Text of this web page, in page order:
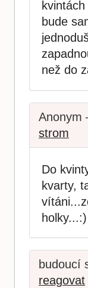
bude
než do
Anonym
strom
Do
kvarty,
holky...:)
budoucí
reagovat